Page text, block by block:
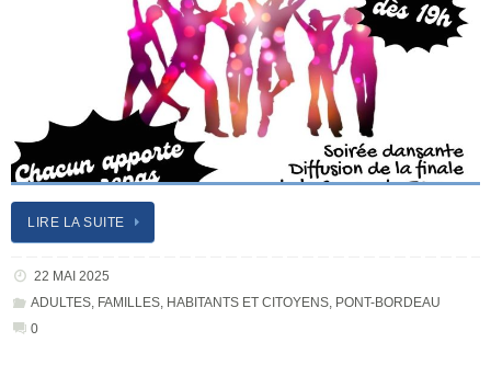
LIRE LA SUITE
22 MAI 2025
ADULTES, FAMILLES, HABITANTS ET CITOYENS, PONT-BORDEAU
0